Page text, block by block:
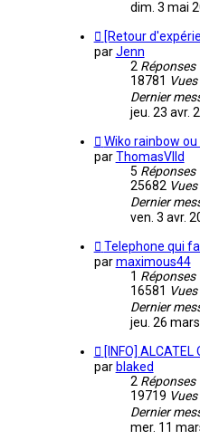
dim. 3 mai
[Retour
parJenn
2 Réponses
18781 Vues
Dernier
jeu. 23 avr.
Wiko rainbow
parThomasVlld
5 Réponses
25682 Vues
Dernier
ven. 3 avr.
Telephone qui
parmaximous44
1 Réponses
16581 Vues
Dernier
jeu. 26
[INFO] ALCATEL
par blaked
2 Réponses
19719 Vues
Dernier
mer. 11